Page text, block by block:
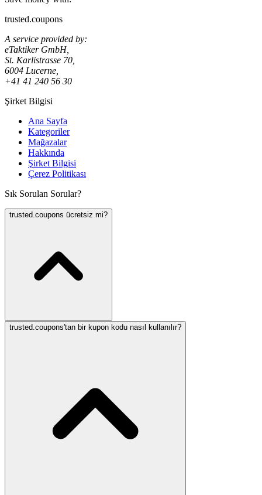
trusted.coupons
A service provided by:
eTaktiker GmbH,
St. Karlistrasse 70,
6004 Lucerne,
+41 41 240 56 30
Şirket Bilgisi
Ana Sayfa
Kategoriler
Mağazalar
Hakkında
Şirket Bilgisi
Çerez Politikası
Sık Sorulan Sorular?
trusted.coupons ücretsiz mi?
trusted.coupons'tan bir kupon kodu nasıl kullanılır?